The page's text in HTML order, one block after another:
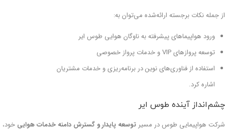
از جمله نکات برجسته ارائه‌شده می‌توان به:
ورود هواپیماهای پیشرفته به ناوگان هوایی طوس ایر
توسعه پروازهای VIP و خدمات پرواز خصوصی
استفاده از فناوری‌های نوین در برنامه‌ریزی و خدمات مشتریان
اشاره کرد.
چشم‌انداز آینده طوس ایر
شرکت هواپیمایی طوس در مسیر توسعه پایدار و گسترش دامنه خدمات هوایی خود،